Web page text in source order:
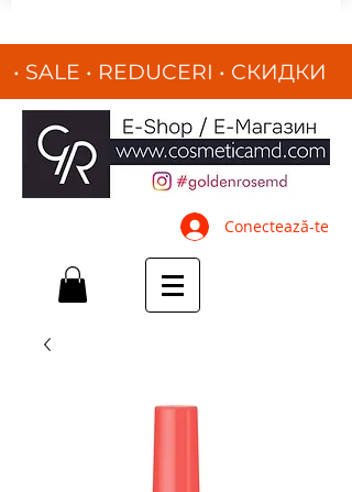
• SALE • REDUCERI • СКИДКИ
•
Conectează-te